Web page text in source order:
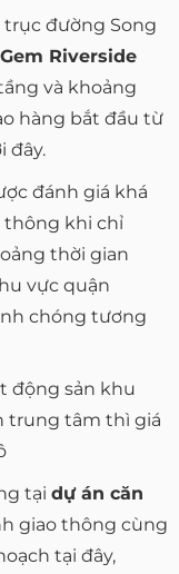
đường Song
Riverside
và khoảng
hàng bắt đầu từ
đây.
đánh giá khá
thông khi chỉ
thời gian
vực quận
chóng tương
động sản khu
trung tâm thì giá
tại dự án căn
giao thông cùng
tại đây,